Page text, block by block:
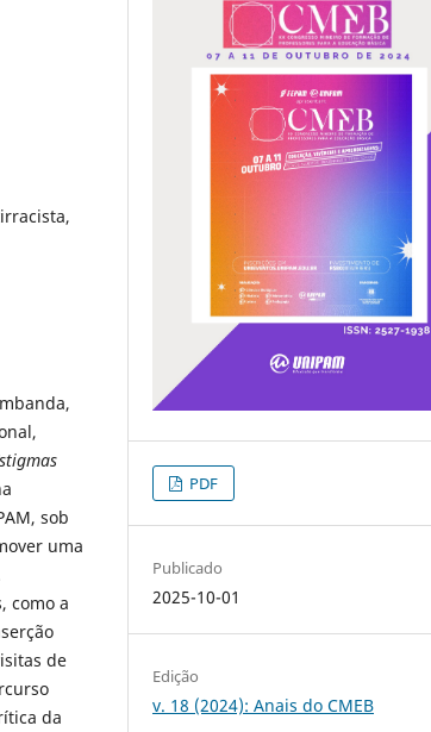
sob
uma
como a
de
da
PDF
Publicado
2025-10-01
Edição
v. 18 (2024): Anais do CMEB